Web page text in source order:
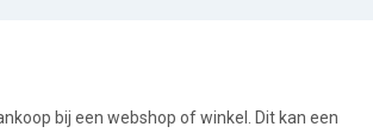
bij een webshop of winkel. Dit kan een